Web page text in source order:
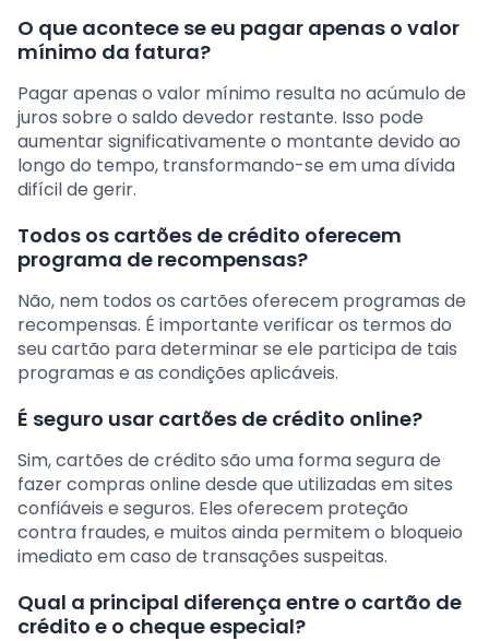
O que acontece se eu pagar apenas o valor
mínimo da fatura?
Pagar apenas o valor mínimo resulta no acúmulo de
juros sobre o saldo devedor restante. Isso pode
aumentar significativamente o montante devido ao
longo do tempo, transformando-se em uma dívida
difícil de gerir.
Todos os cartões de crédito oferecem
programa de recompensas?
Não, nem todos os cartões oferecem programas de
recompensas. É importante verificar os termos do
seu cartão para determinar se ele participa de tais
programas e as condições aplicáveis.
É seguro usar cartões de crédito online?
Sim, cartões de crédito são uma forma segura de
fazer compras online desde que utilizadas em sites
confiáveis e seguros. Eles oferecem proteção
contra fraudes, e muitos ainda permitem o bloqueio
imediato em caso de transações suspeitas.
Qual a principal diferença entre o cartão de
crédito e o cheque especial?